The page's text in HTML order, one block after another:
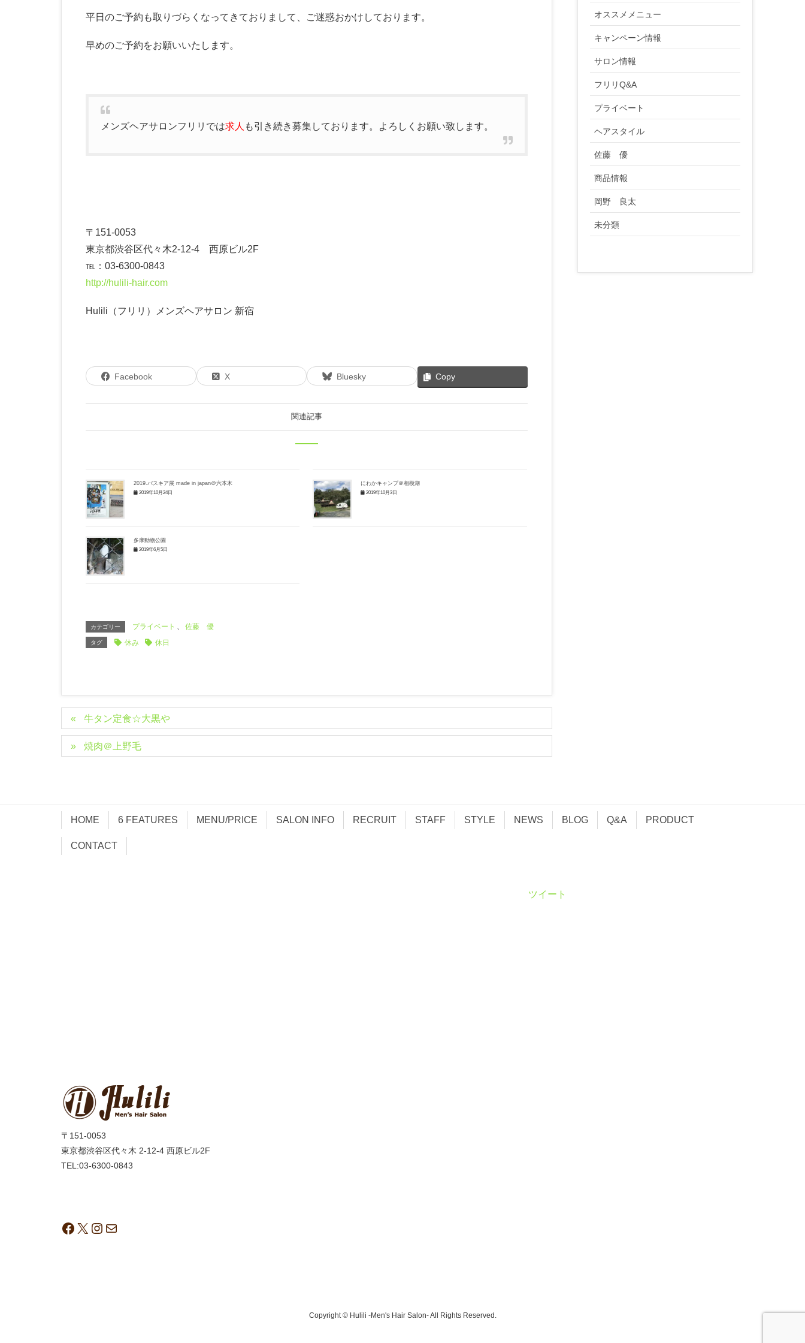
平日のご予約も取りづらくなってきておりまして、ご迷惑おかけしております。
早めのご予約をお願いいたします。
メンズヘアサロンフリリでは求人 も引き続き募集しております。よろしくお願い致します。
〒151-0053
東京都渋谷区代々木2-12-4 西原ビル2F
℡：03-6300-0843
http://hulili-hair.com
Hulili（フリリ）メンズヘアサロン 新宿
Facebook X Bluesky Copy
関連記事
2019.バスキア展 made in japan＠六本木
2019年10月24日
にわかキャンプ＠相模湖
2019年10月3日
多摩動物公園
2019年6月5日
カテゴリー プライベート 、 佐藤 優
タグ 休み 休日
牛タン定食☆大黒や
焼肉＠上野毛
オススメメニュー
キャンペーン情報
サロン情報
フリリQ&A
プライベート
ヘアスタイル
佐藤 優
商品情報
岡野 良太
未分類
HOME 6 FEATURES MENU/PRICE SALON INFO RECRUIT STAFF STYLE NEWS BLOG Q&A PRODUCT
CONTACT
〒151-0053
東京都渋谷区代々木 2-12-4 西原ビル2F
TEL:03-6300-0843
ツイート
Copyright © Hulili -Men's Hair Salon- All Rights Reserved.